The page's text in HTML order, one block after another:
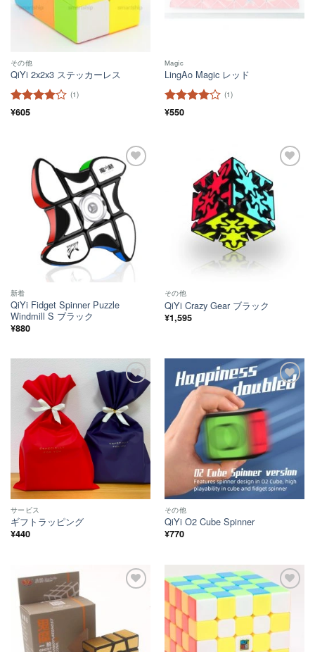
その他
QiYi 2x2x3 ステッカーレス
5段階中
(1)
¥605
Magic
LingAo Magic レッド
5段階中
(1)
¥550
新着
QiYi Fidget Spinner Puzzle
Windmill S ブラック
¥880
その他
QiYi Crazy Gear ブラック
¥1,595
ほし
い！
サービス
ギフトラッピング
¥440
ほし
その他
QiYi O2 Cube Spinner
¥770